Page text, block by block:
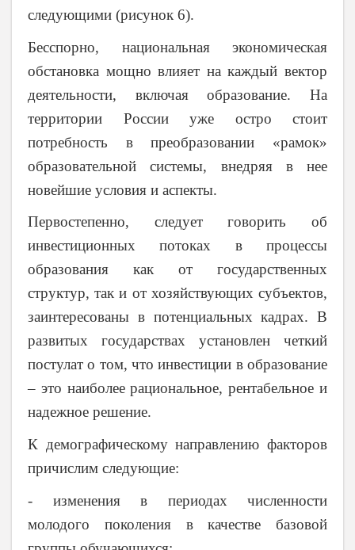
следующими (рисунок 6).
Бесспорно, национальная экономическая
обстановка мощно влияет на каждый вектор
деятельности, включая образование. На
территории России уже остро стоит
потребность в преобразовании «рамок»
образовательной системы, внедряя в нее
новейшие условия и аспекты.
Первостепенно, следует говорить об
инвестиционных потоках в процессы
образования как от государственных
структур, так и от хозяйствующих субъектов,
заинтересованы в потенциальных кадрах. В
развитых государствах установлен четкий
постулат о том, что инвестиции в образование
– это наиболее рациональное, рентабельное и
надежное решение.
К демографическому направлению факторов
причислим следующие:
- изменения в периодах численности
молодого поколения в качестве базовой